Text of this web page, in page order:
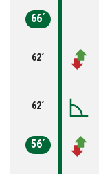
66´
62´
62´
56´